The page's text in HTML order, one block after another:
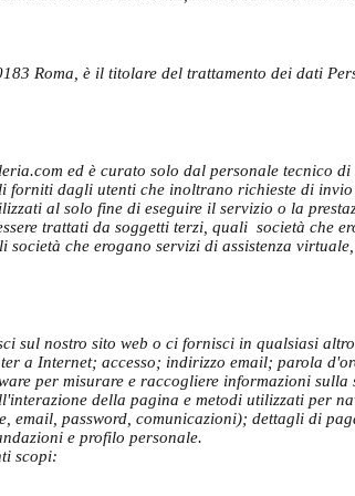
Roma, è il titolare del trattamento dei dati
ed è curato solo dal personale tecnico
dagli utenti che inoltrano richieste di
al solo fine di eseguire il servizio o la
trattati da soggetti terzi, quali società che
che erogano servizi di assistenza
sul nostro sito web o ci fornisci in qualsiasi
a Internet; accesso; indirizzo email; parola
per misurare e raccogliere informazioni sulla
della pagina e metodi utilizzati per
password, comunicazioni); dettagli di
e profilo personale.
scopi: